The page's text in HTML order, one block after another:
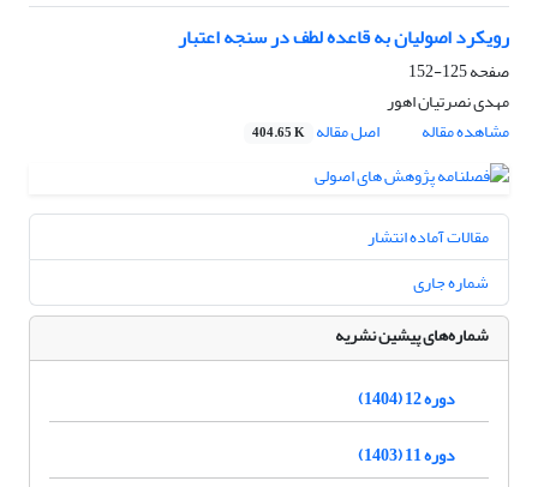
رویکرد اصولیان به قاعده لطف در سنجه اعتبار
صفحه125-152
مهدی نصرتیان اهور
مشاهده مقاله
اصل مقاله 404.65 K
مقالات آماده انتشار
شماره جاری
شماره‌های پیشین نشریه
دوره 12 (1404)
دوره 11 (1403)